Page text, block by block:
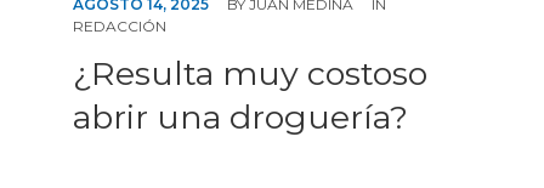
AGOSTO 14, 2025 BY JUAN MEDINA
IN
REDACCIÓN
¿Resulta muy costoso
abrir una droguería?